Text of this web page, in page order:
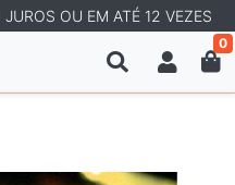
OU EM ATÉ 12 VEZES
0